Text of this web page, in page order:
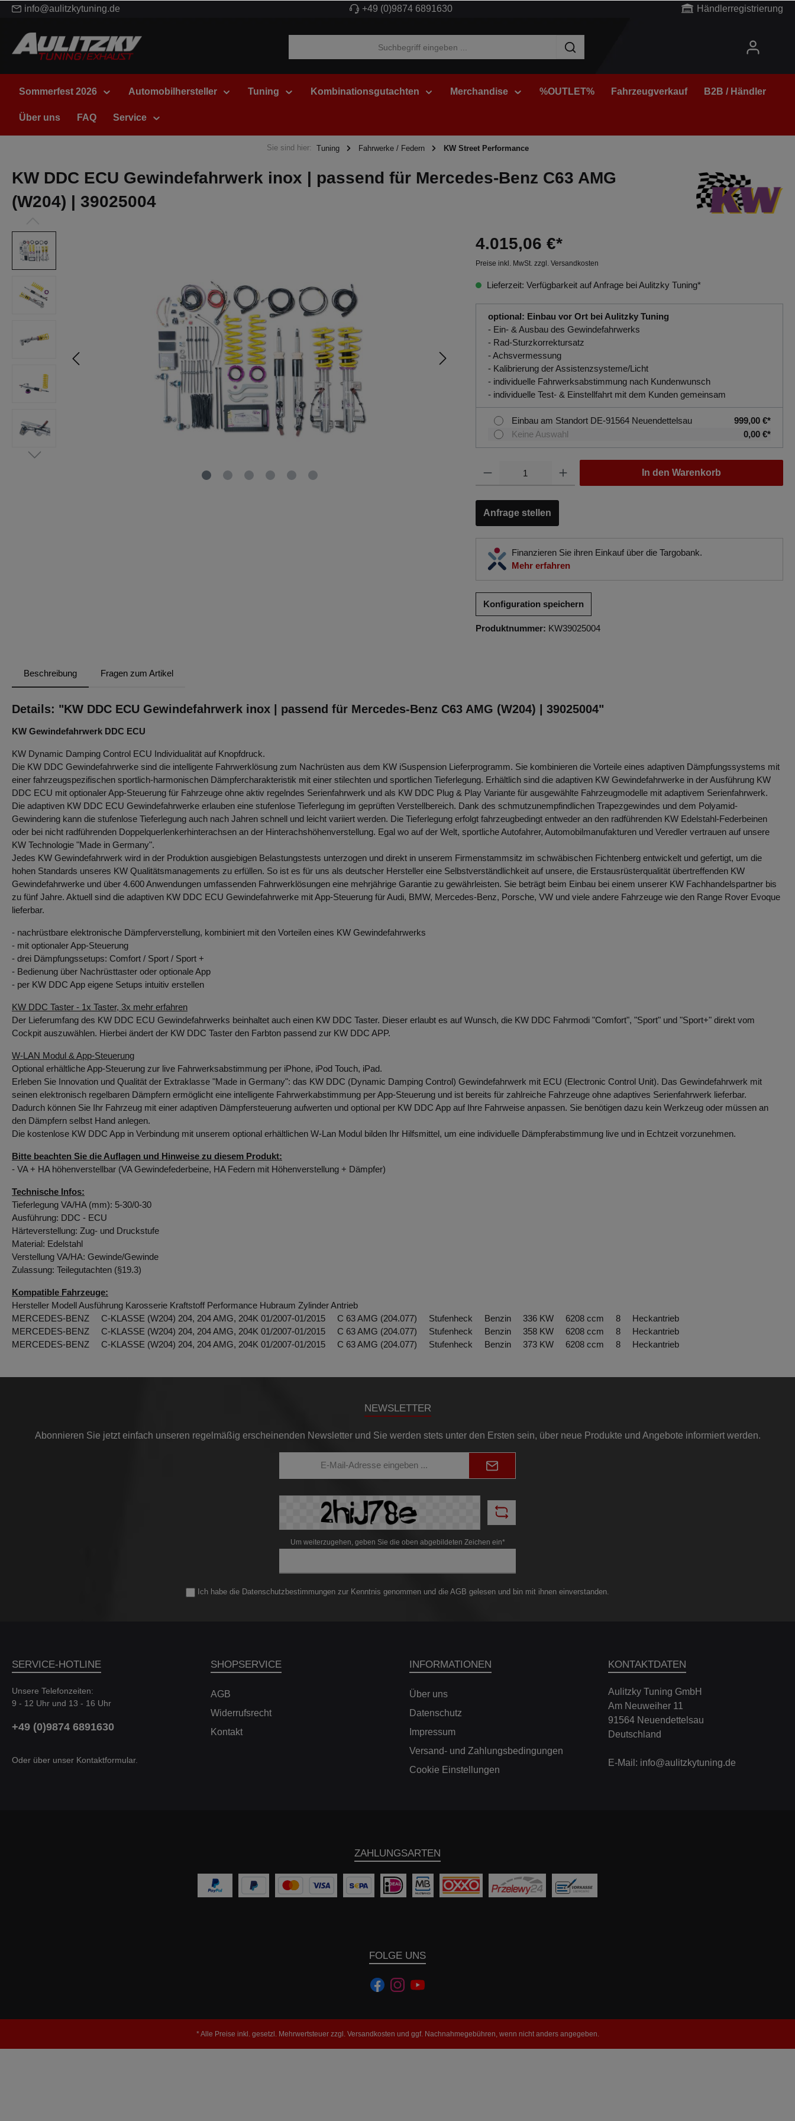
info@aulitzkytuning.de +49 (0)9874 6891630 Händlerregistrierung
Sommerfest 2026 Automobilhersteller Tuning Kombinationsgutachten Merchandise %OUTLET% Fahrzeugverkauf B2B / Händler
Über uns FAQ Service
Sie sind hier: Tuning Fahrwerke / Federn KW Street Performance
KW DDC ECU Gewindefahrwerk inox | passend für Mercedes-Benz C63 AMG
(W204) | 39025004
4.015,06 €*
Preise inkl. MwSt. zzgl. Versandkosten
Lieferzeit: Verfügbarkeit auf Anfrage bei Aulitzky Tuning*
optional: Einbau vor Ort bei Aulitzky Tuning
- Ein- & Ausbau des Gewindefahrwerks
- Rad-Sturzkorrektursatz
- Achsvermessung
- Kalibrierung der Assistenzsysteme/Licht
- individuelle Fahrwerksabstimmung nach Kundenwunsch
- individuelle Test- & Einstellfahrt mit dem Kunden gemeinsam
Einbau am Standort DE-91564 Neuendettelsau
999,00 €*
Keine Auswahl
0,00 €*
In den Warenkorb
Anfrage stellen
Finanzieren Sie ihren Einkauf über die Targobank.
Mehr erfahren
Konfiguration speichern
Produktnummer: KW39025004
Beschreibung Fragen zum Artikel
Details: "KW DDC ECU Gewindefahrwerk inox | passend für Mercedes-Benz C63 AMG (W204) | 39025004"
KW Gewindefahrwerk DDC ECU
KW Dynamic Damping Control ECU Individualität auf Knopfdruck.
Die KW DDC Gewindefahrwerke sind die intelligente Fahrwerklösung zum Nachrüsten aus dem KW iSuspension Lieferprogramm. Sie kombinieren die Vorteile eines adaptiven Dämpfungssystems mit
einer fahrzeugspezifischen sportlich-harmonischen Dämpfercharakteristik mit einer stilechten und sportlichen Tieferlegung. Erhältlich sind die adaptiven KW Gewindefahrwerke in der Ausführung KW
DDC ECU mit optionaler App-Steuerung für Fahrzeuge ohne aktiv regelndes Serienfahrwerk und als KW DDC Plug & Play Variante für ausgewählte Fahrzeugmodelle mit adaptivem Serienfahrwerk.
Die adaptiven KW DDC ECU Gewindefahrwerke erlauben eine stufenlose Tieferlegung im geprüften Verstellbereich. Dank des schmutzunempfindlichen Trapezgewindes und dem Polyamid-
Gewindering kann die stufenlose Tieferlegung auch nach Jahren schnell und leicht variiert werden. Die Tieferlegung erfolgt fahrzeugbedingt entweder an den radführenden KW Edelstahl-Federbeinen
oder bei nicht radführenden Doppelquerlenkerhinterachsen an der Hinterachshöhenverstellung. Egal wo auf der Welt, sportliche Autofahrer, Automobilmanufakturen und Veredler vertrauen auf unsere
KW Technologie "Made in Germany".
Jedes KW Gewindefahrwerk wird in der Produktion ausgiebigen Belastungstests unterzogen und direkt in unserem Firmenstammsitz im schwäbischen Fichtenberg entwickelt und gefertigt, um die
hohen Standards unseres KW Qualitätsmanagements zu erfüllen. So ist es für uns als deutscher Hersteller eine Selbstverständlichkeit auf unsere, die Erstausrüsterqualität übertreffenden KW
Gewindefahrwerke und über 4.600 Anwendungen umfassenden Fahrwerklösungen eine mehrjährige Garantie zu gewährleisten. Sie beträgt beim Einbau bei einem unserer KW Fachhandelspartner bis
zu fünf Jahre. Aktuell sind die adaptiven KW DDC ECU Gewindefahrwerke mit App-Steuerung für Audi, BMW, Mercedes-Benz, Porsche, VW und viele andere Fahrzeuge wie den Range Rover Evoque
lieferbar.
- nachrüstbare elektronische Dämpferverstellung, kombiniert mit den Vorteilen eines KW Gewindefahrwerks
- mit optionaler App-Steuerung
- drei Dämpfungssetups: Comfort / Sport / Sport +
- Bedienung über Nachrüsttaster oder optionale App
- per KW DDC App eigene Setups intuitiv erstellen
KW DDC Taster - 1x Taster, 3x mehr erfahren
Der Lieferumfang des KW DDC ECU Gewindefahrwerks beinhaltet auch einen KW DDC Taster. Dieser erlaubt es auf Wunsch, die KW DDC Fahrmodi "Comfort", "Sport" und "Sport+" direkt vom
Cockpit auszuwählen. Hierbei ändert der KW DDC Taster den Farbton passend zur KW DDC APP.
W-LAN Modul & App-Steuerung
Optional erhältliche App-Steuerung zur live Fahrwerksabstimmung per iPhone, iPod Touch, iPad.
Erleben Sie Innovation und Qualität der Extraklasse "Made in Germany": das KW DDC (Dynamic Damping Control) Gewindefahrwerk mit ECU (Electronic Control Unit). Das Gewindefahrwerk mit
seinen elektronisch regelbaren Dämpfern ermöglicht eine intelligente Fahrwerkabstimmung per App-Steuerung und ist bereits für zahlreiche Fahrzeuge ohne adaptives Serienfahrwerk lieferbar.
Dadurch können Sie Ihr Fahrzeug mit einer adaptiven Dämpfersteuerung aufwerten und optional per KW DDC App auf Ihre Fahrweise anpassen. Sie benötigen dazu kein Werkzeug oder müssen an
den Dämpfern selbst Hand anlegen.
Die kostenlose KW DDC App in Verbindung mit unserem optional erhältlichen W-Lan Modul bilden Ihr Hilfsmittel, um eine individuelle Dämpferabstimmung live und in Echtzeit vorzunehmen.
Bitte beachten Sie die Auflagen und Hinweise zu diesem Produkt:
- VA + HA höhenverstellbar (VA Gewindefederbeine, HA Federn mit Höhenverstellung + Dämpfer)
Technische Infos:
Tieferlegung VA/HA (mm): 5-30/0-30
Ausführung: DDC - ECU
Härteverstellung: Zug- und Druckstufe
Material: Edelstahl
Verstellung VA/HA: Gewinde/Gewinde
Zulassung: Teilegutachten (§19.3)
Kompatible Fahrzeuge:
Hersteller Modell Ausführung Karosserie Kraftstoff Performance Hubraum Zylinder Antrieb
MERCEDES-BENZ C-KLASSE (W204) 204, 204 AMG, 204K 01/2007-01/2015 C 63 AMG (204.077) Stufenheck Benzin 336 KW 6208 ccm 8 Heckantrieb
MERCEDES-BENZ C-KLASSE (W204) 204, 204 AMG, 204K 01/2007-01/2015 C 63 AMG (204.077) Stufenheck Benzin 358 KW 6208 ccm 8 Heckantrieb
MERCEDES-BENZ C-KLASSE (W204) 204, 204 AMG, 204K 01/2007-01/2015 C 63 AMG (204.077) Stufenheck Benzin 373 KW 6208 ccm 8 Heckantrieb
NEWSLETTER
Abonnieren Sie jetzt einfach unseren regelmäßig erscheinenden Newsletter und Sie werden stets unter den Ersten sein, über neue Produkte und Angebote informiert werden.
Mail-
Adresse*
Um weiterzugehen, geben Sie die oben abgebildeten Zeichen ein*
Ich habe die Datenschutzbestimmungen zur Kenntnis genommen und die AGB gelesen und bin mit ihnen einverstanden.
SERVICE-HOTLINE
Unsere Telefonzeiten:
9 - 12 Uhr und 13 - 16 Uhr
+49 (0)9874 6891630
Oder über unser Kontaktformular.
SHOPSERVICE
AGB
Widerrufsrecht
Kontakt
INFORMATIONEN
Über uns
Datenschutz
Impressum
Versand- und Zahlungsbedingungen
Cookie Einstellungen
KONTAKTDATEN
Aulitzky Tuning GmbH
Am Neuweiher 11
91564 Neuendettelsau
Deutschland
E-Mail: info@aulitzkytuning.de
ZAHLUNGSARTEN
FOLGE UNS
* Alle Preise inkl. gesetzl. Mehrwertsteuer zzgl. Versandkosten und ggf. Nachnahmegebühren, wenn nicht anders angegeben.